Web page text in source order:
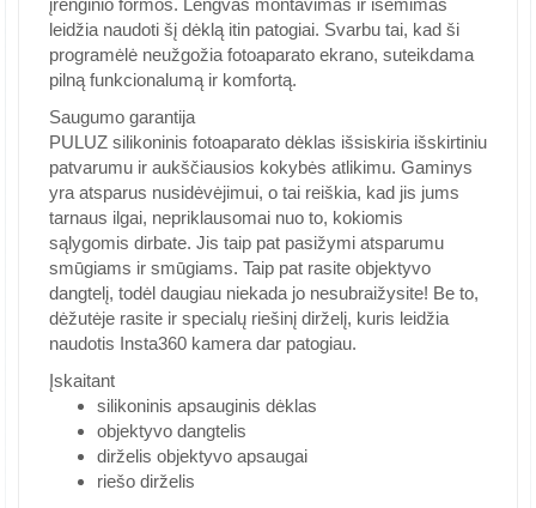
įrenginio formos. Lengvas montavimas ir išėmimas
leidžia naudoti šį dėklą itin patogiai. Svarbu tai, kad ši
programėlė neužgožia fotoaparato ekrano, suteikdama
pilną funkcionalumą ir komfortą.
Saugumo garantija
PULUZ silikoninis fotoaparato dėklas išsiskiria išskirtiniu
patvarumu ir aukščiausios kokybės atlikimu. Gaminys
yra atsparus nusidėvėjimui, o tai reiškia, kad jis jums
tarnaus ilgai, nepriklausomai nuo to, kokiomis
sąlygomis dirbate. Jis taip pat pasižymi atsparumu
smūgiams ir smūgiams. Taip pat rasite objektyvo
dangtelį, todėl daugiau niekada jo nesubraižysite! Be to,
dėžutėje rasite ir specialų riešinį dirželį, kuris leidžia
naudotis Insta360 kamera dar patogiau.
Įskaitant
silikoninis apsauginis dėklas
objektyvo dangtelis
dirželis objektyvo apsaugai
riešo dirželis